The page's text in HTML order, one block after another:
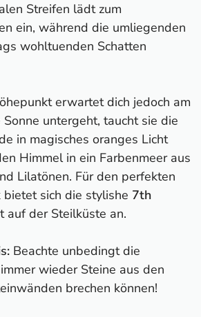
Streifen lädt zum
ein, während die umliegenden
wohltuenden Schatten
erwartet dich jedoch am
untergeht, taucht sie die
in magisches oranges Licht
Himmel in ein Farbenmeer aus
Lilatönen. Für den perfekten
sich die stylishe 7th
auf der Steilküste an.
Beachte unbedingt die
wieder Steine aus den
brechen können!